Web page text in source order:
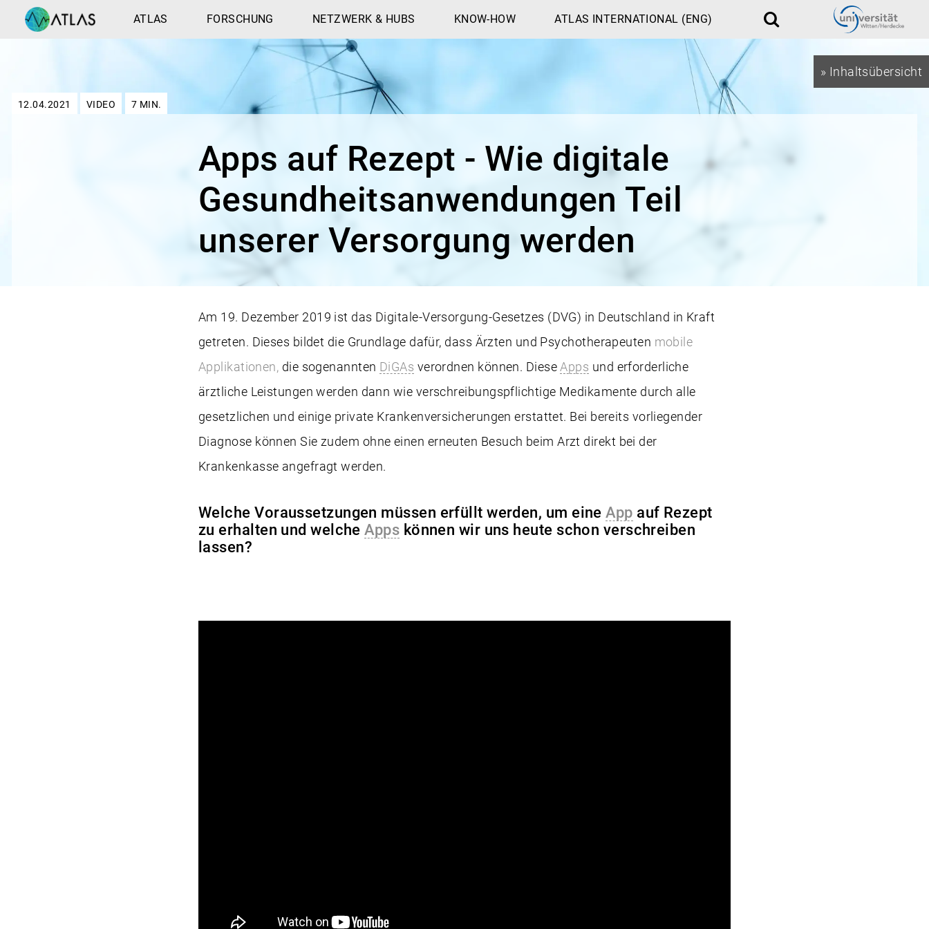
» Inhaltsübersicht
ATLAS FORSCHUNG NETZWERK & HUBS KNOW-HOW ATLAS INTERNATIONAL (ENG)
Suche
12.04.2021 VIDEO 7 MIN.
Apps auf Rezept - Wie digitale
Gesundheitsanwendungen Teil
unserer Versorgung werden
Am 19. Dezember 2019 ist das Digitale-Versorgung-Gesetzes (DVG) in Deutschland in Kraft
getreten. Dieses bildet die Grundlage dafür, dass Ärzten und Psychotherapeuten mobile
Applikationen, die sogenannten DiGAs verordnen können. DieseApps und erforderliche
ärztliche Leistungen werden dann wie verschreibungspflichtige Medikamente durch alle
gesetzlichen und einige private Krankenversicherungen erstattet. Bei bereits vorliegender
Diagnose können Sie zudem ohne einen erneuten Besuch beim Arzt direkt bei der
Krankenkasse angefragt werden.
Welche Voraussetzungen müssen erfüllt werden, um eineApp auf Rezept
zu erhalten und welcheApps können wir uns heute schon verschreiben
lassen?